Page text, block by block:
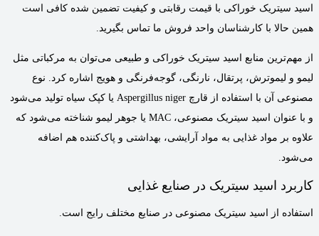
اسید سیتریک خوراکی با قیمت رقابتی و کیفیت تضمین شده کافی است
همین حالا با کارشناسان واحد فروش ما تماس بگیرید.
از مهم‌ترین منابع اسید سیتریک خوراکی و طبیعی می‌توان به مرکباتی مثل
لیمو و لیموترش، پرتقال، نارنگی، گوجه‌فرنگی و هویج اشاره کرد. نوع
مصنوعی آن با استفاده از قارچ Aspergillus niger یا کپک سیاه تولید می‌شود
و با عنوان اسید سیتریک مصنوعی، MAC یا جوهر لیمو شناخته می‌شود که
علاوه بر مواد غذایی به مواد آرایشی، بهداشتی و پاک‌کننده هم اضافه
می‌شود.
کاربرد اسید سیتریک در صنایع غذایی
استفاده از اسید سیتریک مصنوعی در صنایع مختلف رایج است.